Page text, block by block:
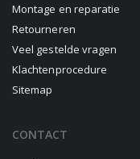
Montage en reparatie
Retourneren
Veel gestelde vragen
Klachtenprocedure
Sitemap
CONTACT